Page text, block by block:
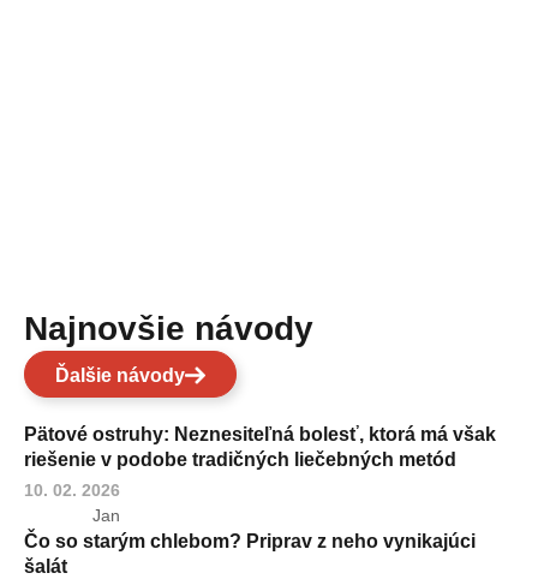
Najnovšie návody
Ďalšie návody
Pätové ostruhy: Neznesiteľná bolesť, ktorá má však
riešenie v podobe tradičných liečebných metód
10. 02. 2026
Jan
Čo so starým chlebom? Priprav z neho vynikajúci
šalát